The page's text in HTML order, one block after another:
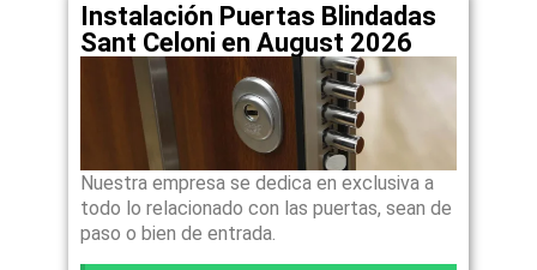
Instalación Puertas Blindadas
Sant Celoni en August 2026
Nuestra empresa se dedica en exclusiva a
todo lo relacionado con las puertas, sean de
paso o bien de entrada.